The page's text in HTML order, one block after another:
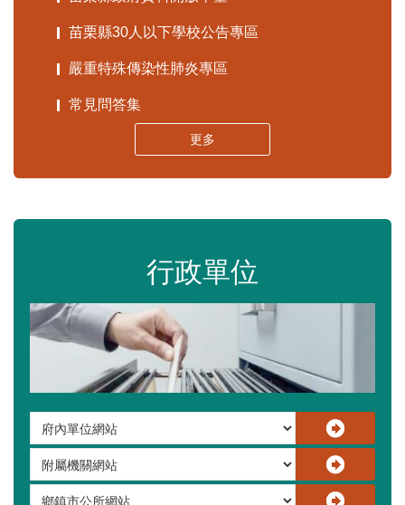
苗栗縣30人以下學校公告專區
嚴重特殊傳染性肺炎專區
常見問答集
更多
行政單位